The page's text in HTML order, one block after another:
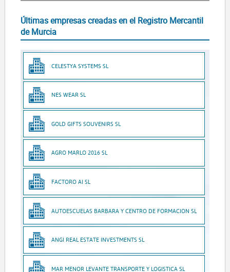
Últimas empresas creadas en el Registro Mercantil
de Murcia
CELESTYA SYSTEMS SL
NES WEAR SL
GOLD GIFTS SOUVENIRS SL
AGRO MARLO 2016 SL
FACTORO AI SL
AUTOESCUELAS BARBARA Y CENTRO DE FORMACION SL
ANGI REAL ESTATE INVESTMENTS SL
MAR MENOR LEVANTE TRANSPORTE Y LOGISTICA SL